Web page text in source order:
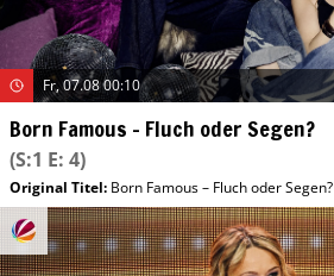
Fr, 07.08 00:10
Born Famous – Fluch oder Segen?
(S:1 E: 4)
Original Titel: Born Famous – Fluch oder Segen?